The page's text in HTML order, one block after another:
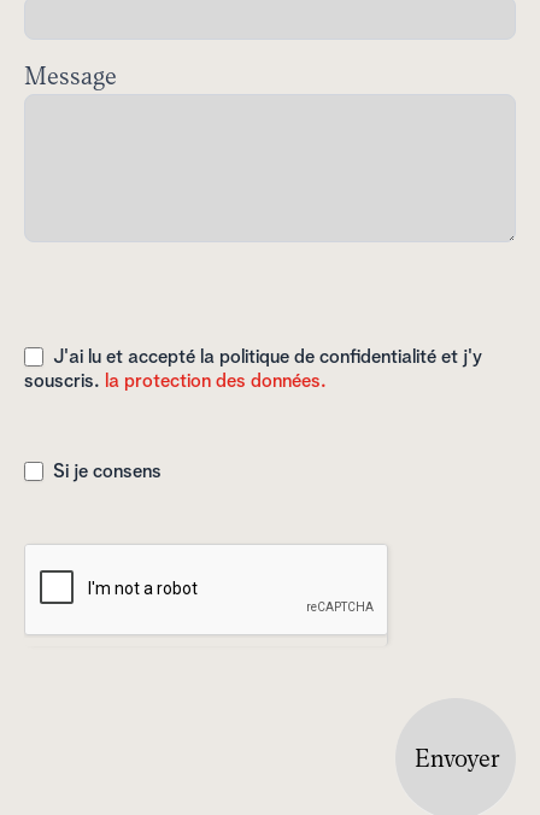
Message
J'ai lu et accepté la politique de confidentialité et j'y
souscris. la protection des données.
Si je consens
Envoyer